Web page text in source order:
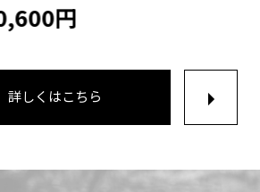
円
詳しくはこちら